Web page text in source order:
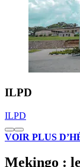
ILPD
ILPD
VOIR PLUS
Mekingo :